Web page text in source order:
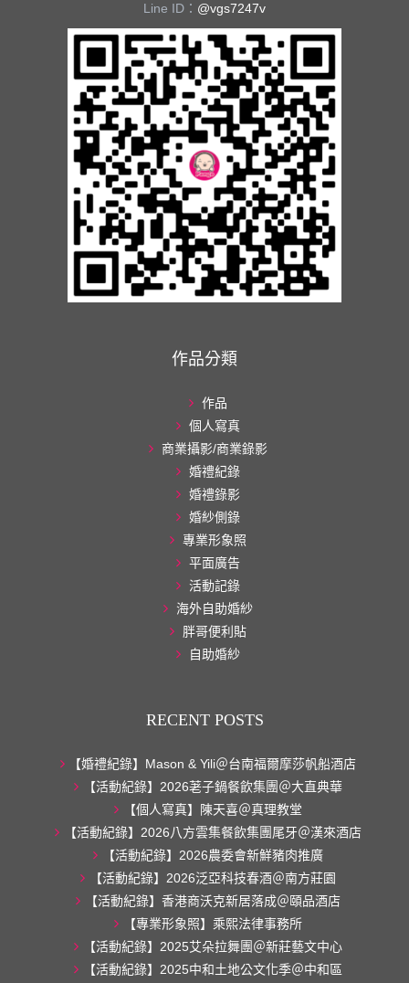
Line ID： @vgs7247v
作品分類
作品
個人寫真
商業攝影/商業錄影
婚禮紀錄
婚禮錄影
婚紗側錄
專業形象照
平面廣告
活動記錄
海外自助婚紗
胖哥便利貼
自助婚紗
RECENT POSTS
【婚禮紀錄】Mason & Yili＠台南福爾摩莎帆船酒店
【活動紀錄】2026荖子鍋餐飲集團＠大直典華
【個人寫真】陳天喜＠真理教堂
【活動紀錄】2026八方雲集餐飲集團尾牙＠漢來酒店
【活動紀錄】2026農委會新鮮豬肉推廣
【活動紀錄】2026泛亞科技春酒＠南方莊園
【活動紀錄】香港商沃克新居落成＠頤品酒店
【專業形象照】乘熙法律事務所
【活動紀錄】2025艾朵拉舞團＠新莊藝文中心
【活動紀錄】2025中和土地公文化季＠中和區